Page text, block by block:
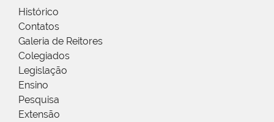
Histórico
Contatos
Galeria de Reitores
Colegiados
Legislação
Ensino
Pesquisa
Extensão